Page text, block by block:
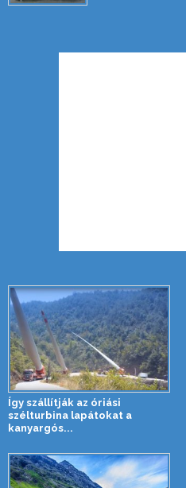
Így szállítják az óriási
szélturbina lapátokat a
kanyargós...